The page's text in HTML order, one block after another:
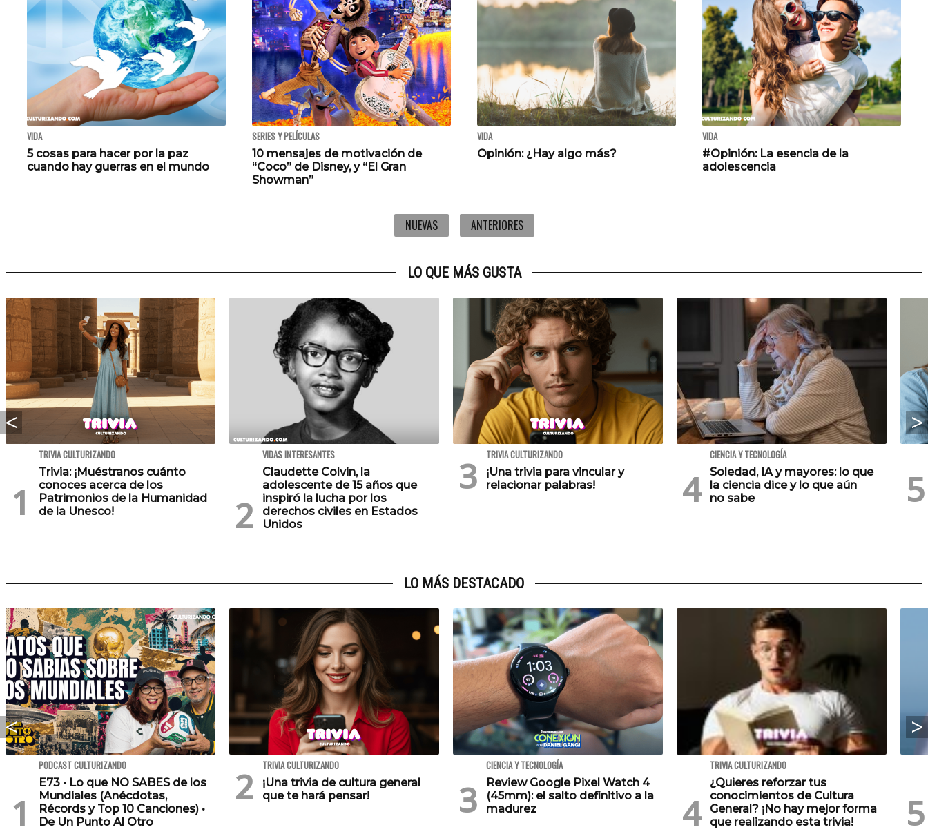
VIDA
5 cosas para hacer por la paz
cuando hay guerras en el mundo
SERIES Y PELÍCULAS
10 mensajes de motivación de
“Coco” de Disney, y “El Gran
Showman”
VIDA
Opinión: ¿Hay algo más?
VIDA
#Opinión: La esencia de la
adolescencia
NUEVAS ANTERIORES
LO QUE MÁS GUSTA
TRIVIA CULTURIZANDO
Trivia: ¡Muéstranos cuánto
conoces acerca de los
Patrimonios de la Humanidad
de la Unesco!
VIDAS INTERESANTES
Claudette Colvin, la
adolescente de 15 años que
inspiró la lucha por los
derechos civiles en Estados
Unidos
TRIVIA CULTURIZANDO
¡Una trivia para vincular y
relacionar palabras!
CIENCIA Y TECNOLOGÍA
Soledad, IA y mayores: lo que
la ciencia dice y lo que aún
no sabe
LO MÁS DESTACADO
PODCAST CULTURIZANDO
E73 • Lo que NO SABES de los
Mundiales (Anécdotas,
Récords y Top 10 Canciones) •
De Un Punto Al Otro
TRIVIA CULTURIZANDO
¡Una trivia de cultura general
que te hará pensar!
CIENCIA Y TECNOLOGÍA
Review Google Pixel Watch 4
(45mm): el salto definitivo a la
madurez
TRIVIA CULTURIZANDO
¿Quieres reforzar tus
conocimientos de Cultura
General? ¡No hay mejor forma
que realizando esta trivia!